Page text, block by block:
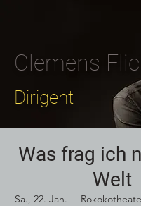
Clemens
Dirigent
Was frag ich
Welt
Sa., 22. Jan.
  |